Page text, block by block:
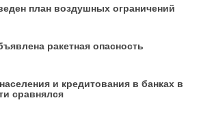
план воздушных ограничений
ракетная опасность
и кредитования в банках в
сравнялся